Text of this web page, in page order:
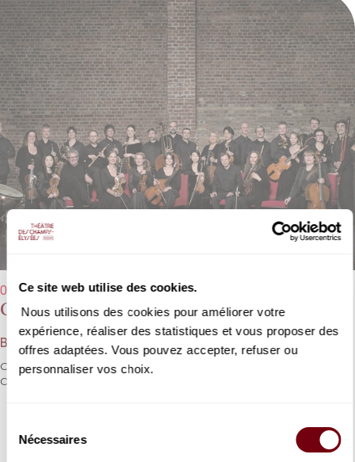
Ce site web utilise des cookies.
Nous utilisons des cookies pour améliorer votre
expérience, réaliser des statistiques et vous proposer des
offres adaptées. Vous pouvez accepter, refuser ou
personnaliser vos choix.
Nécessaires
Concerto Köln, Jesús Merino
06/10/2019 - 11h00
Bach, Geminiani
Ouverture de la série des Concerts du Dimanche Matin avec le
Concerto Köln, Bach et Geminiani.